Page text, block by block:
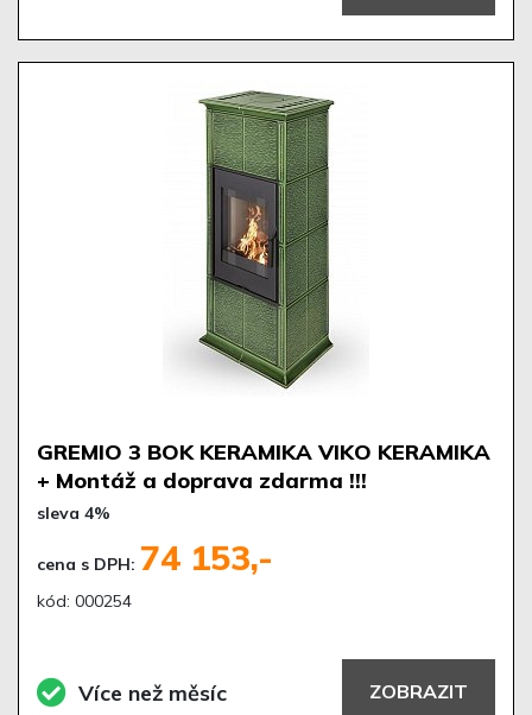
GREMIO 3 BOK KERAMIKA VIKO KERAMIKA
+ Montáž a doprava zdarma !!!
sleva 4%
cena s DPH: 74 153,-
kód: 000254
Více než měsíc ZOBRAZIT